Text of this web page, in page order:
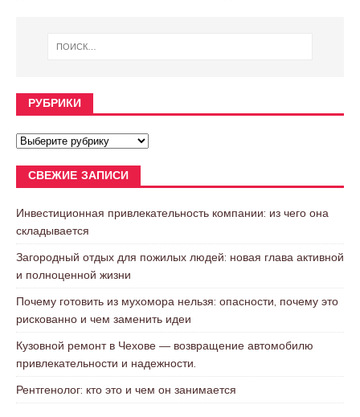
РУБРИКИ
СВЕЖИЕ ЗАПИСИ
Инвестиционная привлекательность компании: из чего она
складывается
Загородный отдых для пожилых людей: новая глава активной
и полноценной жизни
Почему готовить из мухомора нельзя: опасности, почему это
рискованно и чем заменить идеи
Кузовной ремонт в Чехове — возвращение автомобилю
привлекательности и надежности.
Рентгенолог: кто это и чем он занимается